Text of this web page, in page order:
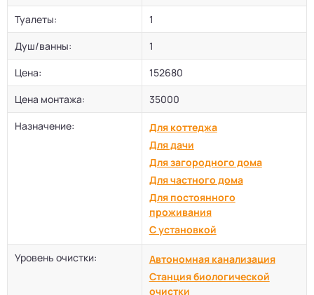
Туалеты:
1
Душ/ванны:
1
Цена:
152680
Цена монтажа:
35000
Назначение:
Для коттеджа
Для дачи
Для загородного дома
Для частного дома
Для постоянного
проживания
С установкой
Уровень очистки:
Автономная канализация
Станция биологической
очистки